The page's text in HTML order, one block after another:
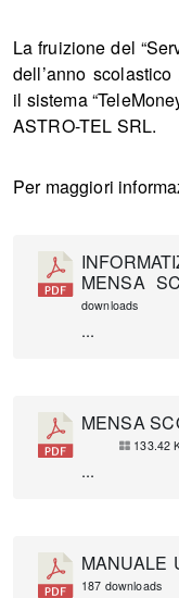
La fruizione del
dell’anno
il sistema
ASTRO-TEL SRL.
Per maggiori
MENSA
downloads
...
MENSA
133.42
...
MANUALE
187 downloads